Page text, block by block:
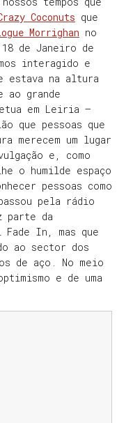
Coconuts que
Morrighan no
de Janeiro de
interagido e
estava na altura
ao grande
em Leiria –
que pessoas que
merecem um lugar
e, como
o humilde espaço
pessoas como
pela rádio
parte da
Fade In, mas que
ao sector dos
de aço. No meio
e de uma